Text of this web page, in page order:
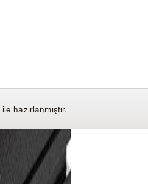
ile hazırlanmıştır.